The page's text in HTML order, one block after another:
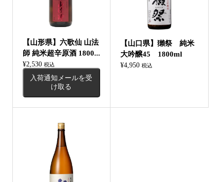
【山形県】六歌仙 山法
師 純米超辛原酒 1800...
¥2,530 税込
入荷通知メールを受
け取る
【山口県】獺祭 純米
大吟醸45 1800ml
¥4,950 税込